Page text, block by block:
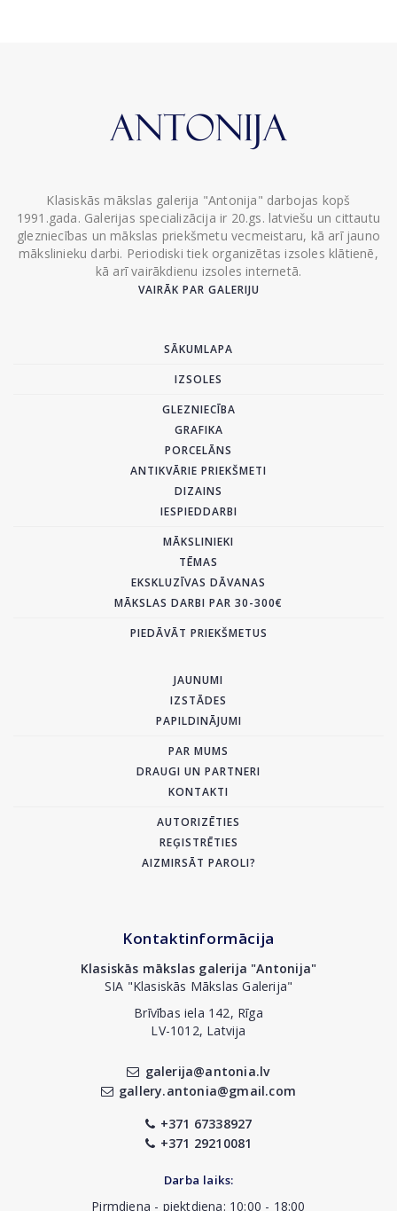
Klasiskās mākslas galerija "Antonija" darbojas kopš
1991.gada. Galerijas specializācija ir 20.gs. latviešu un cittautu
glezniecības un mākslas priekšmetu vecmeistaru, kā arī jauno
mākslinieku darbi. Periodiski tiek organizētas izsoles klātienē,
kā arī vairākdienu izsoles internetā.
VAIRĀK PAR GALERIJU
SĀKUMLAPA
IZSOLES
GLEZNIECĪBA
GRAFIKA
PORCELĀNS
ANTIKVĀRIE PRIEKŠMETI
DIZAINS
IESPIEDDARBI
MĀKSLINIEKI
TĒMAS
EKSKLUZĪVAS DĀVANAS
MĀKSLAS DARBI PAR 30-300€
PIEDĀVĀT PRIEKŠMETUS
JAUNUMI
IZSTĀDES
PAPILDINĀJUMI
PAR MUMS
DRAUGI UN PARTNERI
KONTAKTI
AUTORIZĒTIES
REĢISTRĒTIES
AIZMIRSĀT PAROLI?
Kontaktinformācija
Klasiskās mākslas galerija "Antonija"
SIA "Klasiskās Mākslas Galerija"
Brīvības iela 142, Rīga
LV-1012, Latvija
galerija@antonia.lv
gallery.antonia@gmail.com
+371 67338927
+371 29210081
Darba laiks:
Pirmdiena - piektdiena: 10:00 - 18:00